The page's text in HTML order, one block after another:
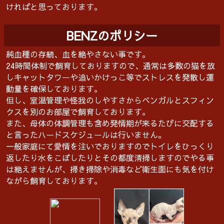
ければと思っております。
BENZのポリシー
純血種の存続、血を絶やさない事です。
24時間体制で飼育しておりますので、通常は多数の猫を放
しキャットタワーや追いかけっこ等でストレスを発散し運
動量を確保しております。
但し、室温管理や怪我のしやすさからベンガルとスフィン
クスを別のお部屋で飼育しております。
また、母体の体調管理も含め発情期が来るたびに交配する
と言ったハードスケジュールは行いません。
一般家庭にて愛情を注いでおりますのでトイレをひっくり
返したり水をこぼしたりとその都度清掃しますのでやる事
は絶えませんが、掃き掃除や消毒など衛生面にも気を付け
ながら飼育しております。